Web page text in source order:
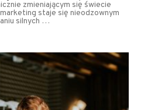
zmieniającym się świecie
staje się nieodzownym
silnych …